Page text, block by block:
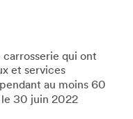
carrosserie qui ont
et services
pendant au moins 60
le 30 juin 2022